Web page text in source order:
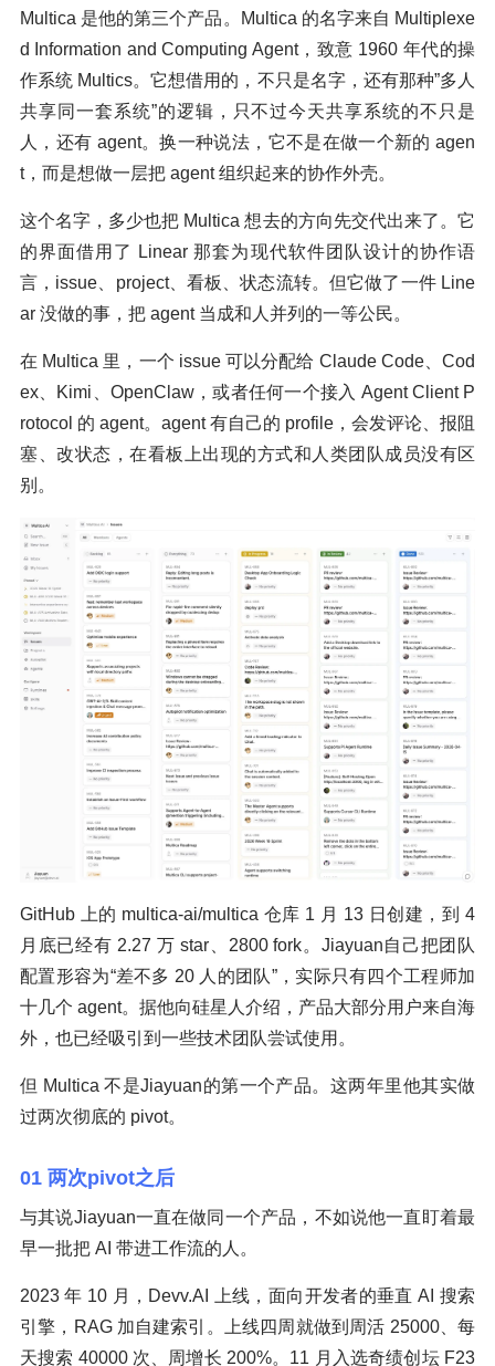
Multica 是他的第三个产品。Multica 的名字来自 Multiplexe
d Information and Computing Agent，致意 1960 年代的操
作系统 Multics。它想借用的，不只是名字，还有那种”多人
共享同一套系统”的逻辑，只不过今天共享系统的不只是
人，还有 agent。换一种说法，它不是在做一个新的 agen
t，而是想做一层把 agent 组织起来的协作外壳。
这个名字，多少也把 Multica 想去的方向先交代出来了。它
的界面借用了 Linear 那套为现代软件团队设计的协作语
言，issue、project、看板、状态流转。但它做了一件 Line
ar 没做的事，把 agent 当成和人并列的一等公民。
在 Multica 里，一个 issue 可以分配给 Claude Code、Cod
ex、Kimi、OpenClaw，或者任何一个接入 Agent Client P
rotocol 的 agent。agent 有自己的 profile，会发评论、报阻
塞、改状态，在看板上出现的方式和人类团队成员没有区
别。
GitHub 上的 multica-ai/multica 仓库 1 月 13 日创建，到 4
月底已经有 2.27 万 star、2800 fork。Jiayuan自己把团队
配置形容为“差不多 20 人的团队”，实际只有四个工程师加
十几个 agent。据他向硅星人介绍，产品大部分用户来自海
外，也已经吸引到一些技术团队尝试使用。
但 Multica 不是Jiayuan的第一个产品。这两年里他其实做
过两次彻底的 pivot。
01 两次pivot之后
与其说Jiayuan一直在做同一个产品，不如说他一直盯着最
早一批把 AI 带进工作流的人。
2023 年 10 月，Devv.AI 上线，面向开发者的垂直 AI 搜索
引擎，RAG 加自建索引。上线四周就做到周活 25000、每
天搜索 40000 次、周增长 200%。11 月入选奇绩创坛 F23